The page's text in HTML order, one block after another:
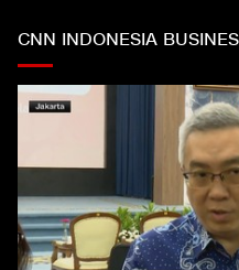
CNN INDONESIA